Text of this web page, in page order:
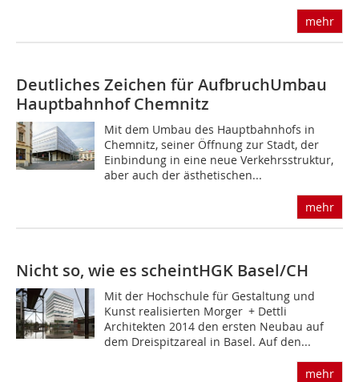
mehr
Deutliches Zeichen für AufbruchUmbau
Hauptbahnhof Chemnitz
Mit dem Umbau des Hauptbahnhofs in
Chemnitz, seiner Öffnung zur Stadt, der
Einbindung in eine neue Verkehrsstruktur,
aber auch der ästhetischen...
mehr
Nicht so, wie es scheintHGK Basel/CH
Mit der Hochschule für Gestaltung und
Kunst realisierten Morger + Dettli
Architekten 2014 den ersten Neubau auf
dem Dreispitzareal in Basel. Auf den...
mehr